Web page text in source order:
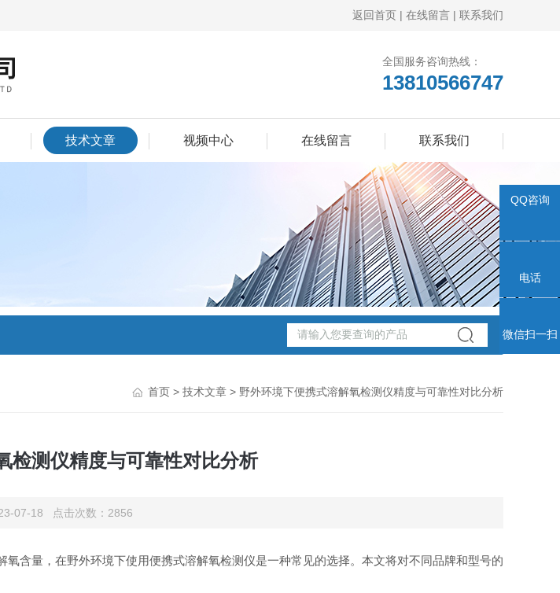
返回首页 | 在线留言 | 联系我们
全国服务咨询热线：
13810566747
技术文章 视频中心 在线留言 联系我们
首页 > 技术文章 > 野外环境下便携式溶解氧检测仪精度与可靠性对比分析
检测仪精度与可靠性对比分析
07-18 点击次数：2856
量，在野外环境下使用便携式溶解氧检测仪是一种常见的选择。本文将对不同品牌和型号的
QQ咨询
电话
微信扫一扫